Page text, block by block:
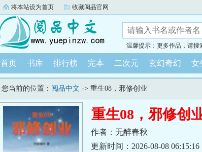
将本站设为首页 收藏阅品官网
温馨提示：更多作品，请搜
首页 书库 排行榜 完本 二次元 玄幻奇幻 女
您当前的位置： 阅品中文 -> 重生08，邪修创业
重生08，邪修创
作者：无醉春秋
更新时间：2026-08-08 06:15:16